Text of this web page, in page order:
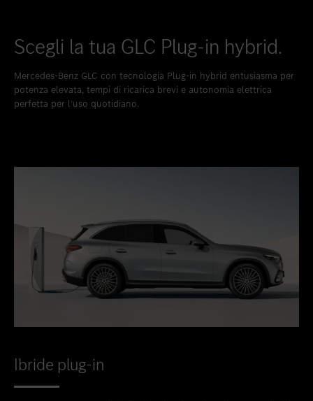
Scegli la tua GLC Plug-in hybrid.
Mercedes-Benz GLC con tecnologia Plug-in hybrid entusiasma per
potenza elevata, tempi di ricarica brevi e autonomia elettrica
perfetta per l’uso quotidiano.
Ibride plug-in